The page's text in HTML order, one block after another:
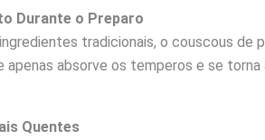
Durante o Preparo
tradicionais, o couscous de
absorve os temperos e se torna
Quentes